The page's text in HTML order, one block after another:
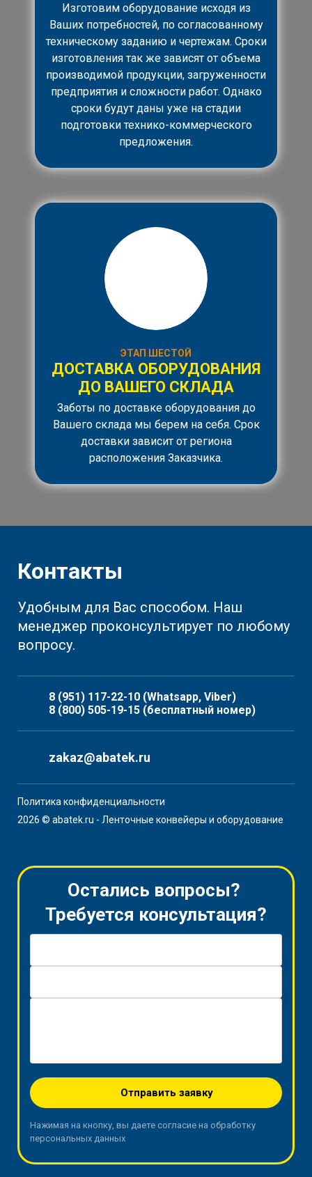
Изготовим оборудование исходя из
Ваших потребностей, по согласованному
техническому заданию и чертежам. Сроки
изготовления так же зависят от объема
производимой продукции, загруженности
предприятия и сложности работ. Однако
сроки будут даны уже на стадии
подготовки технико-коммерческого
предложения.
ЭТАП ШЕСТОЙ
ДОСТАВКА ОБОРУДОВАНИЯ
ДО ВАШЕГО СКЛАДА
Заботы по доставке оборудования до
Вашего склада мы берем на себя. Срок
доставки зависит от региона
расположения Заказчика.
Контакты
Удобным для Вас способом. Наш
менеджер проконсультирует по любому
вопросу.
8 (951) 117-22-10 (Whatsapp, Viber)
8 (800) 505-19-15 (бесплатный номер)
zakaz@abatek.ru
Политика конфиденциальности
2026 © abatek.ru - Ленточные конвейеры и оборудование
Остались вопросы?
Требуется консультация?
Отправить заявку
Нажимая на кнопку, вы даете согласие на обработку
персональных данных